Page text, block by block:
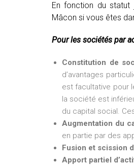
En fonction du
Mâcon si vous êtes
Pour les sociétés par
Constitution de
d’avantages
est facultative pour
la société est
du capital social.
Augmentation du
en partie par des
Fusion et scission
Apport partiel